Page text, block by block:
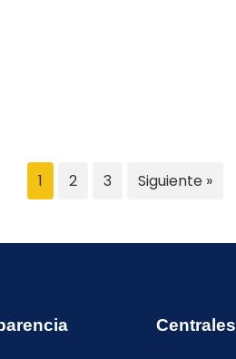
1 2 3 Siguiente »
Centrales